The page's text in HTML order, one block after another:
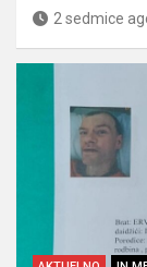
2 sedmice